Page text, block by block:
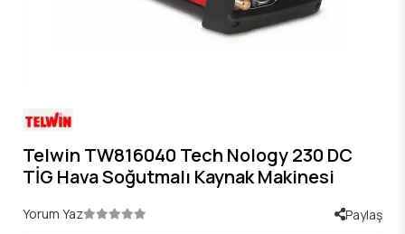
Telwin TW816040 Tech Nology 230 DC
TİG Hava Soğutmalı Kaynak Makinesi
Yorum Yaz Paylaş